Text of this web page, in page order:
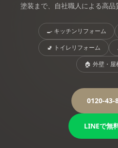
塗装まで、自社職人による高品
🍳 キッチンリフォーム
🚽 トイレリフォーム
🏠 外壁・屋
0120-43-
LINEで無